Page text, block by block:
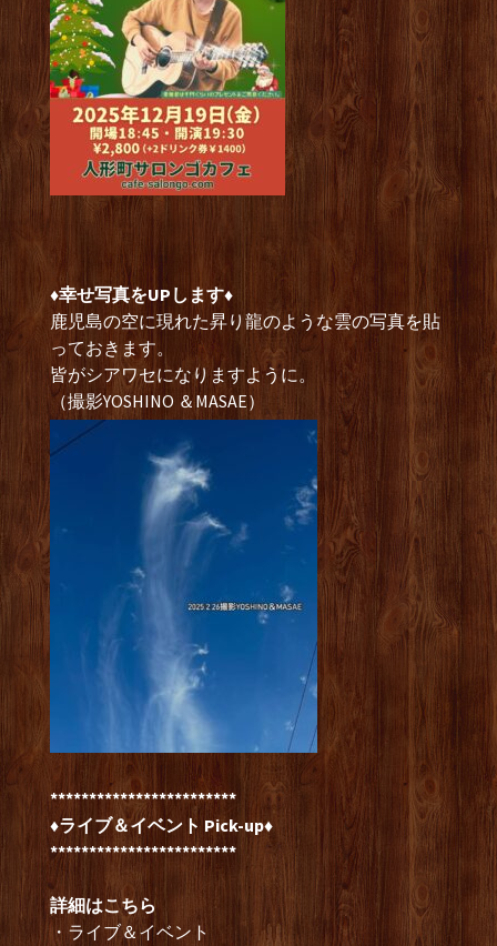
♦︎幸せ写真をUPします♦︎
鹿児島の空に現れた昇り龍のような雲の写真を貼
っておきます。
皆がシアワセになりますように。
（撮影YOSHINO ＆MASAE）
************************
♦ライブ＆イベント Pick-up♦
************************
詳細はこちら
・ライブ＆イベント